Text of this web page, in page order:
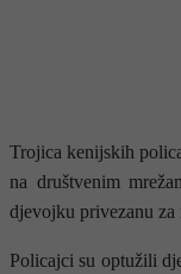
Trojica kenijskih
na društvenim
djevojku privezanu
Policajci su optužili